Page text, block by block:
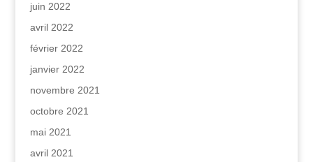
juin 2022
avril 2022
février 2022
janvier 2022
novembre 2021
octobre 2021
mai 2021
avril 2021